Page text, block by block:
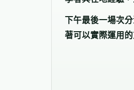
下午最後一場次
著可以實際運用